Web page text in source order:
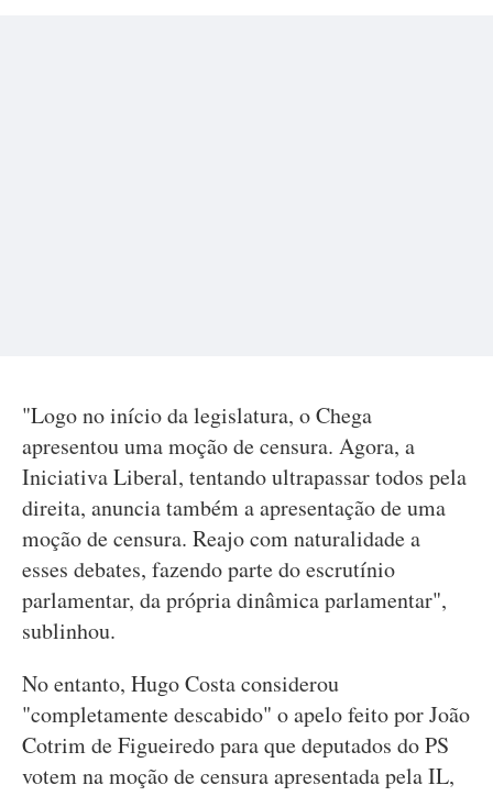
"Logo no início da legislatura, o Chega
apresentou uma moção de censura. Agora, a
Iniciativa Liberal, tentando ultrapassar todos pela
direita, anuncia também a apresentação de uma
moção de censura. Reajo com naturalidade a
esses debates, fazendo parte do escrutínio
parlamentar, da própria dinâmica parlamentar",
sublinhou.
No entanto, Hugo Costa considerou
"completamente descabido" o apelo feito por João
Cotrim de Figueiredo para que deputados do PS
votem na moção de censura apresentada pela IL,